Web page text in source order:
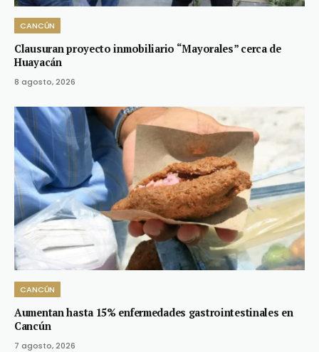
CANCÚN
Clausuran proyecto inmobiliario “Mayorales” cerca de
Huayacán
8 agosto, 2026
CANCÚN
Aumentan hasta 15% enfermedades gastrointestinales en
Cancún
7 agosto, 2026